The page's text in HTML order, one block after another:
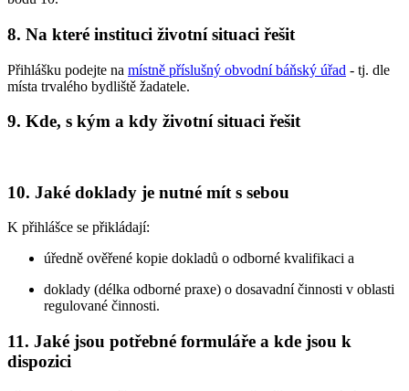
8. Na které instituci životní situaci řešit
Přihlášku podejte na místně příslušný obvodní báňský úřad - tj. dle
místa trvalého bydliště žadatele.
9. Kde, s kým a kdy životní situaci řešit
10. Jaké doklady je nutné mít s sebou
K přihlášce se přikládají:
úředně ověřené kopie dokladů o odborné kvalifikaci a
doklady (délka odborné praxe) o dosavadní činnosti v oblasti
regulované činnosti.
11. Jaké jsou potřebné formuláře a kde jsou k
dispozici